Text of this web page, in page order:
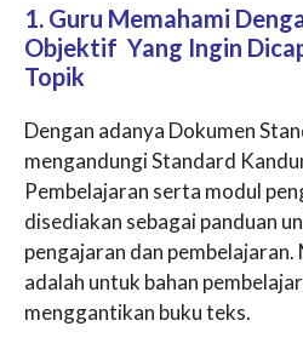
1. Guru Memahami
Objektif Yang Ingin
Topik
Dengan adanya Dokumen
mengandungi Standard
Pembelajaran serta modul
disediakan sebagai panduan
pengajaran dan
adalah untuk bahan
menggantikan buku teks.